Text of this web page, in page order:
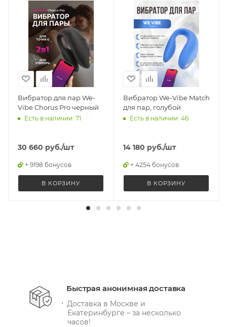
Вибратор для пар We-
Vibe Chorus Pro черный
Есть в наличии: 71
30 660 руб./шт
+ 9198 бонусов
В КОРЗИНУ
Вибратор We-Vibe Match
для пар, голубой
Есть в наличии: 46
14 180 руб./шт
+ 4254 бонусов
В КОРЗИНУ
Быстрая анонимная доставка
Доставка в Москве и
Екатеринбурге – за несколько
часов!